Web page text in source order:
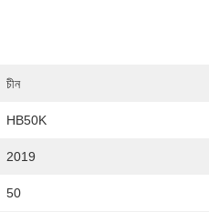
চীন
HB50K
2019
50